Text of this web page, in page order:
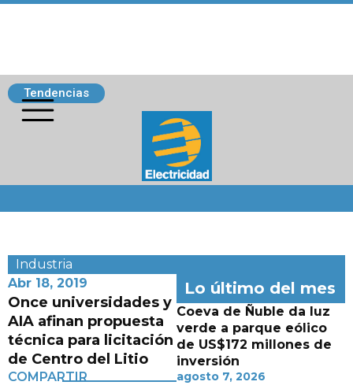
Tendencias
Industria
Abr 18, 2019
Once universidades y
AIA afinan propuesta
técnica para licitación
de Centro del Litio
COMPARTIR
Lo último del mes
Coeva de Ñuble da luz
verde a parque eólico
de US$172 millones de
inversión
agosto 7, 2026